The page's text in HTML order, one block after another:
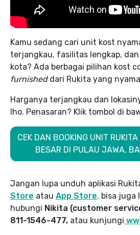
Kamu sedang cari unit kost
terjangkau, fasilitas lengkap,
kota? Ada berbagai pilihan kost
furnished dari Rukita yang
Harganya terjangkau dan
lho. Penasaran? Klik tombol di
CEK DAN BOOKING UNIT
BESAR DI PULAU JAWA,
Jangan lupa unduh aplikasi
Store atau App Store, bisa juga
hubungi Nikita (customer
811-1546-477, atau kunjungi